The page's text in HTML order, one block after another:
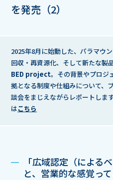
を発売（2）
2025年8月に始動した、パラマウ
回収・再資源化、そして新たな製
BED project。その背景やプロジ
拠となる制度や仕組みについて、
談会をまじえながらレポートしま
はこちら
「広域認定（による
と、営業的な感覚っ